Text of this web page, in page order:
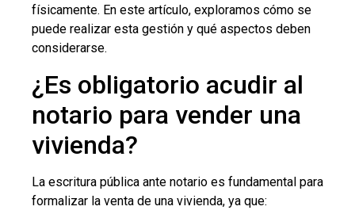
físicamente. En este artículo, exploramos cómo se
puede realizar esta gestión y qué aspectos deben
considerarse.
¿Es obligatorio acudir al
notario para vender una
vivienda?
La escritura pública ante notario es fundamental para
formalizar la venta de una vivienda, ya que: